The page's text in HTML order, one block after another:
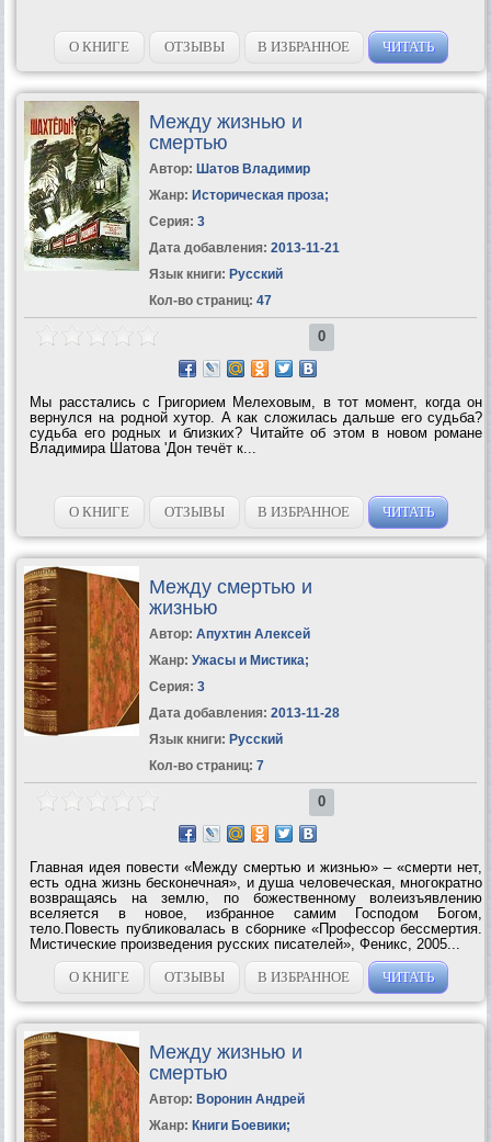
О КНИГЕ ОТЗЫВЫ В ИЗБРАННОЕ ЧИТАТЬ
Между жизнью и
смертью
Автор: Шатов Владимир
Жанр: Историческая проза;
Серия: 3
Дата добавления: 2013-11-21
Язык книги: Русский
Кол-во страниц: 47
0
Мы расстались с Григорием Мелеховым, в тот момент, когда он
вернулся на родной хутор. А как сложилась дальше его судьба?
судьба его родных и близких? Читайте об этом в новом романе
Владимира Шатова 'Дон течёт к...
О КНИГЕ ОТЗЫВЫ В ИЗБРАННОЕ ЧИТАТЬ
Между смертью и
жизнью
Автор: Апухтин Алексей
Жанр: Ужасы и Мистика;
Серия: 3
Дата добавления: 2013-11-28
Язык книги: Русский
Кол-во страниц: 7
0
Главная идея повести «Между смертью и жизнью» – «смерти нет,
есть одна жизнь бесконечная», и душа человеческая, многократно
возвращаясь на землю, по божественному волеизъявлению
вселяется в новое, избранное самим Господом Богом,
тело.Повесть публиковалась в сборнике «Профессор бессмертия.
Мистические произведения русских писателей», Феникс, 2005...
О КНИГЕ
ОТЗЫВЫ В ИЗБРАННОЕ ЧИТАТЬ
Между жизнью и
смертью
Автор: Воронин Андрей
Жанр: Книги Боевики;